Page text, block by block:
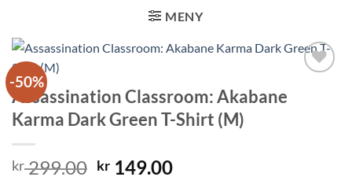
MENY
-50%
ønskeliste
Assassination Classroom: Akabane
Karma Dark Green T-Shirt (M)
kr299.00 Original
kr 149.00Current